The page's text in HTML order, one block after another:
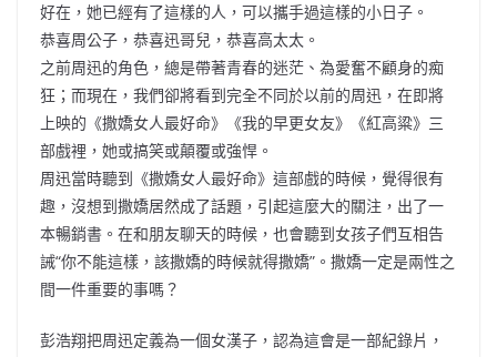
好在，她已經有了這樣的人，可以攜手過這樣的小日子。
恭喜周公子，恭喜迅哥兒，恭喜高太太。
之前周迅的角色，總是帶著青春的迷茫、為愛奮不顧身的痴
狂；而現在，我們卻將看到完全不同於以前的周迅，在即將
上映的《撒嬌女人最好命》《我的早更女友》《紅高粱》三
部戲裡，她或搞笑或顛覆或強悍。
周迅當時聽到《撒嬌女人最好命》這部戲的時候，覺得很有
趣，沒想到撒嬌居然成了話題，引起這麼大的關注，出了一
本暢銷書。在和朋友聊天的時候，也會聽到女孩子們互相告
誡“你不能這樣，該撒嬌的時候就得撒嬌”。撒嬌一定是兩性之
間一件重要的事嗎？
彭浩翔把周迅定義為一個女漢子，認為這會是一部紀錄片，